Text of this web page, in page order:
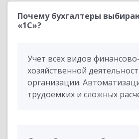
Почему бухгалтеры
«1С»?
Учет всех видов финансово-
хозяйственной
организации.
трудоемких и сложных